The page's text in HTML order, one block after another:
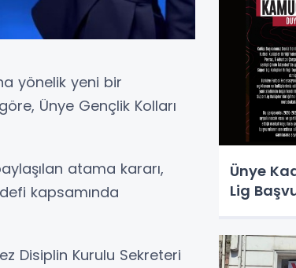
yönelik yeni bir
Ünye Gençlik Kolları
atama kararı,
kapsamında
Disiplin Kurulu Sekreteri
Ünye
Lig